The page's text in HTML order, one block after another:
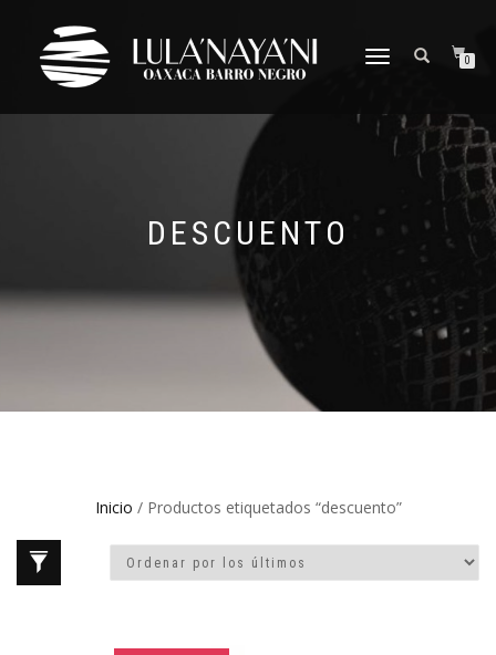
CAMBIAR
0
DESCUENTO
Inicio / Productos etiquetados “descuento”